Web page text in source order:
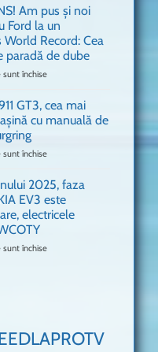
Ferrari
Formula
1
de
mulți
fani
Ford
că
era
un
festival
🤭
Am pus și noi
Ford la un
World Record: Cea
paradă de dube
sunt închise
Am
pus
cu
Ford
la
un
dube
GT3, cea mai
cu manuală de
sunt închise
911
GT3,
cea
mai
2025, faza
EV3 este
electricele
sunt închise
EV3